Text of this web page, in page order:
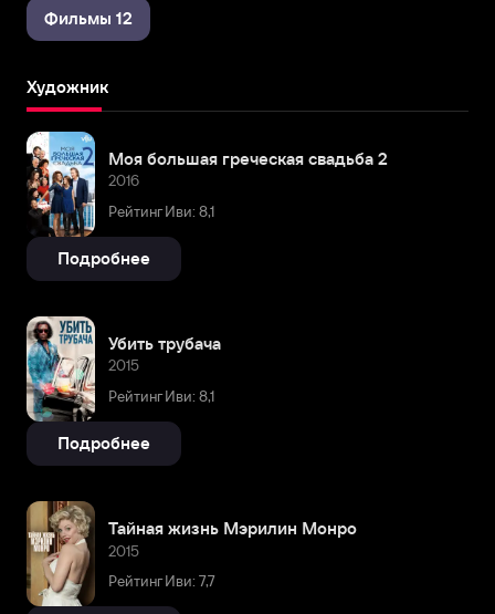
Фильмы 12
Художник
Моя большая греческая свадьба 2
2016
Рейтинг Иви: 8,1
Подробнее
Убить трубача
2015
Рейтинг Иви: 8,1
Подробнее
Тайная жизнь Мэрилин Монро
2015
Рейтинг Иви: 7,7